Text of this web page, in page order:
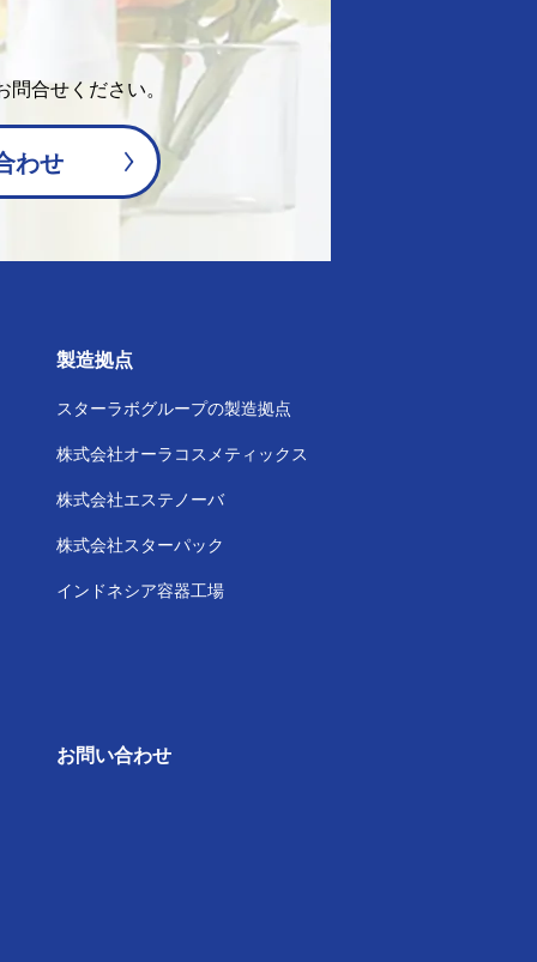
問合せください。
わせ
製造拠点
スターラボグループの製造拠点
株式会社オーラコスメティックス
株式会社エステノーバ
株式会社スターパック
インドネシア容器工場
お問い合わせ